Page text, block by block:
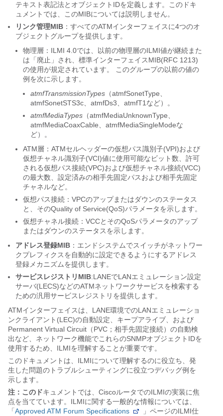
テキスト表記法とオブジェクトIDを定義します。このドキ
ュメントでは、このMIBについては説明しません。
リンク管理MIB ：すべてのATMインターフェイスに4つのオ
ブジェクトグループを提供します。
物理層：ILMI 4.0では、以前の物理層のILMI値が継続また
は「廃止」され、標準インターフェイスMIB(RFC 1213)
の使用が規定されています。 このグループの以前の値の
例を次に示します。
atmfTransmissionTypes （atmfSonetType、
atmfSonetSTS3c、atmfDs3、atmfT1など）。
atmfMediaTypes （atmfMediaUnknownType、
atmfMediaCoaxCable、atmfMediaSingleModeな
ど）。
ATM層：ATMセルヘッダーの仮想パス識別子(VPI)および
仮想チャネル識別子(VCI)値に使用可能なビット数、許可
される仮想パス接続(VPC)および仮想チャネル接続(VCC)
の最大数、設定済みの相手先固定パスおよび相手先固定
チャネルなど。
仮想パス接続：VPCのアップまたはダウンのステータス
と、そのQuality of Service(QoS)パラメータを示します。
仮想チャネル接続：VCCとそのQoSパラメータのアップ
またはダウンのステータスを示します。
アドレス登録MIB ：エンドシステムでスイッチがネットワー
クプレフィクスを自動的に設定できるようにするアドレス
登録メカニズムを提供します。
サービスレジストリMIB:LANEでLANエミュレーション設定
サーバ(LECS)などのATMネットワークサービスを検索する
ための汎用サービスレジストリを提供します。
ATMインターフェイスは、LANE環境でのLANエミュレーショ
ンクライアント(LEC)の自動設定、キープアライブ、および
Permanent Virtual Circuit（PVC；相手先固定接続）の自動検
出など、ネットワーク機能でこれらのSNMPオブジェクトIDを
使用するため、ILMIを理解することが重要です。
このドキュメントは、ILMIについて理解するのに役立ち、発
生した問題のトラブルシューティングに役立つデバッグ例を
示します。
注：このドキュメントでは、CiscoルータでのILMIの実装に焦
点を当てています。ILMIに関する一般的な情報については、
「 Approved ATM Forum Specifications
」ページのILMI仕